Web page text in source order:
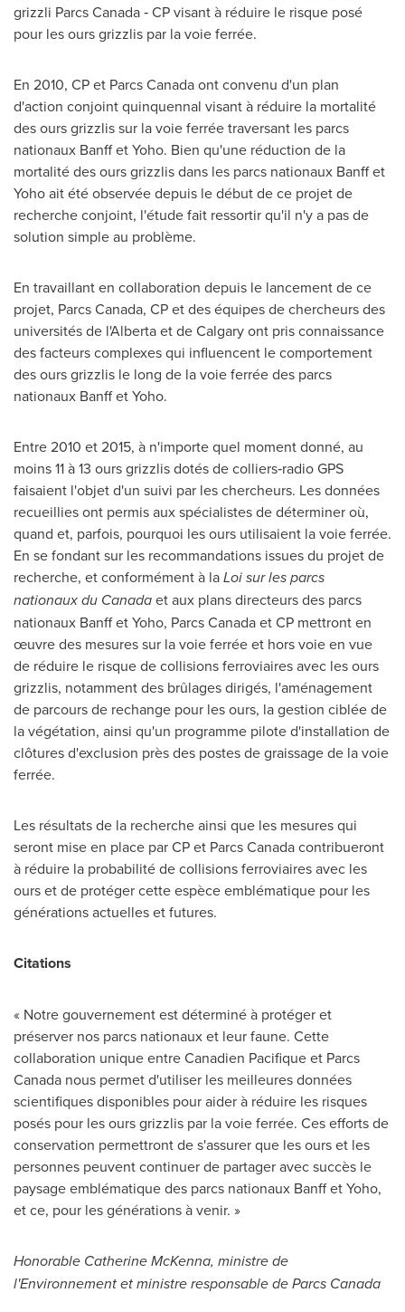
grizzli Parcs Canada ‑ CP visant à réduire le risque posé
pour les ours grizzlis par la voie ferrée.
En 2010, CP et Parcs Canada ont convenu d'un plan
d'action conjoint quinquennal visant à réduire la mortalité
des ours grizzlis sur la voie ferrée traversant les parcs
nationaux Banffet Yoho. Bien qu'une réduction de la
mortalité des ours grizzlis dans les parcs nationaux Banffet
Yoho ait été observée depuis le début de ce projet de
recherche conjoint, l'étude fait ressortir qu'il n'y a pas de
solution simple au problème.
En travaillant en collaboration depuis le lancement de ce
projet, Parcs Canada, CP et des équipes de chercheurs des
universités de l'Albertaet deCalgaryont pris connaissance
des facteurs complexes qui influencent le comportement
des ours grizzlis le long de la voie ferrée des parcs
nationaux Banffet Yoho.
Entre 2010 et 2015, à n'importe quel moment donné, au
moins 11 à 13 ours grizzlis dotés de colliers‑radio GPS
faisaient l'objet d'un suivi par les chercheurs. Les données
recueillies ont permis aux spécialistes de déterminer où,
quand et, parfois, pourquoi les ours utilisaient la voie ferrée.
En se fondant sur les recommandations issues du projet de
recherche, et conformément à laLoi sur les parcs
nationaux du Canadaet aux plans directeurs des parcs
nationaux Banffet Yoho, Parcs Canada et CP mettront en
œuvre des mesures sur la voie ferrée et hors voie en vue
de réduire le risque de collisions ferroviaires avec les ours
grizzlis, notamment des brûlages dirigés, l'aménagement
de parcours de rechange pour les ours, la gestion ciblée de
la végétation, ainsi qu'un programme pilote d'installation de
clôtures d'exclusion près des postes de graissage de la voie
ferrée.
Les résultats de la recherche ainsi que les mesures qui
seront mise en place par CP et Parcs Canada contribueront
à réduire la probabilité de collisions ferroviaires avec les
ours et de protéger cette espèce emblématique pour les
générations actuelles et futures.
Citations
« Notre gouvernement est déterminé à protéger et
préserver nos parcs nationaux et leur faune. Cette
collaboration unique entre Canadien Pacifique et Parcs
Canada nous permet d'utiliser les meilleures données
scientifiques disponibles pour aider à réduire les risques
posés pour les ours grizzlis par la voie ferrée. Ces efforts de
conservation permettront de s'assurer que les ours et les
personnes peuvent continuer de partager avec succès le
paysage emblématique des parcs nationaux Banffet Yoho,
et ce, pour les générations à venir. »
Honorable Catherine McKenna, ministre de
l'Environnement et ministre responsable de Parcs Canada